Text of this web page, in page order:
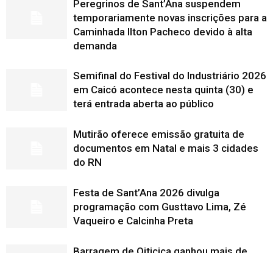
Peregrinos de Sant’Ana suspendem
temporariamente novas inscrições para a
Caminhada Ilton Pacheco devido à alta
demanda
Semifinal do Festival do Industriário 2026
em Caicó acontece nesta quinta (30) e
terá entrada aberta ao público
Mutirão oferece emissão gratuita de
documentos em Natal e mais 3 cidades
do RN
Festa de Sant’Ana 2026 divulga
programação com Gusttavo Lima, Zé
Vaqueiro e Calcinha Preta